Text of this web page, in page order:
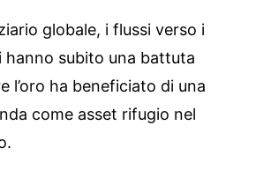
globale, i flussi verso i
hanno subito una battuta
l’oro ha beneficiato di una
come asset rifugio nel